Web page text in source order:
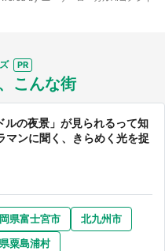
こんな街
の夜景」が見られるって知
ンに聞く、きらめく光を捉
県富士宮市
北九州市
粟島浦村